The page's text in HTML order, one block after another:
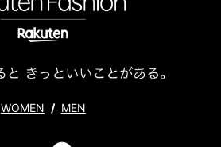
WOMEN / MEN